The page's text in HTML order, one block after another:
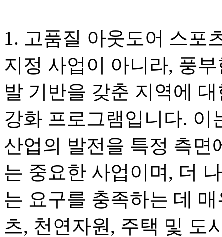
1. 고품질 아웃도어 스포
지정 사업이 아니라, 풍
발 기반을 갖춘 지역에
강화 프로그램입니다. 이
산업의 발전을 특정 측면
는 중요한 사업이며, 더
는 요구를 충족하는 데
츠, 천연자원, 주택 및 도